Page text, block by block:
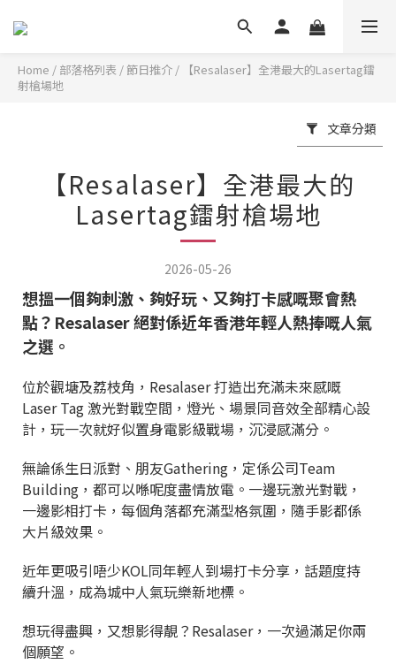
Home / 部落格列表 / 節日推介 /
【Resalaser】全港最大的Lasertag鐳
射槍場地
文章分類
【Resalaser】全港最大的
Lasertag鐳射槍場地
2026-05-26
想搵一個夠刺激、夠好玩、又夠打卡感嘅聚會熱
點？Resalaser 絕對係近年香港年輕人熱捧嘅人氣
之選。
位於觀塘及荔枝角，Resalaser 打造出充滿未來感嘅
Laser Tag 激光對戰空間，燈光、場景同音效全部精心設
計，玩一次就好似置身電影級戰場，沉浸感滿分。
無論係生日派對、朋友Gathering，定係公司Team
Building，都可以喺呢度盡情放電。一邊玩激光對戰，
一邊影相打卡，每個角落都充滿型格氛圍，隨手影都係
大片級效果。
近年更吸引唔少KOL同年輕人到場打卡分享，話題度持
續升溫，成為城中人氣玩樂新地標。
想玩得盡興，又想影得靚？Resalaser，一次過滿足你兩
個願望。